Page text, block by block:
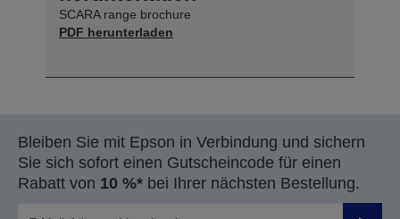
SCARA range brochure
PDF herunterladen
Bleiben Sie mit Epson in Verbindung und sichern
Sie sich sofort einen Gutscheincode für einen
Rabatt von 10 %* bei Ihrer nächsten Bestellung.